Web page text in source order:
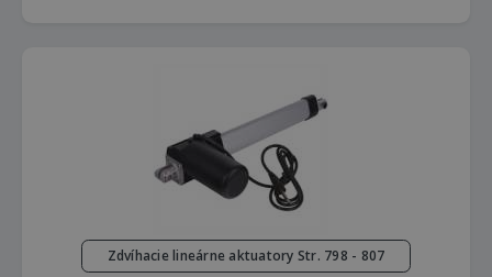
Zdvíhacie lineárne aktuatory Str. 798 - 807